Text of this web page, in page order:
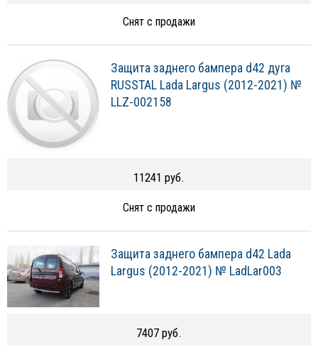
Снят с продажи
Защита заднего бампера d42 дуга
RUSSTAL Lada Largus (2012-2021) №
LLZ-002158
11241 руб.
Снят с продажи
Защита заднего бампера d42 Lada
Largus (2012-2021) № LadLar003
7407 руб.